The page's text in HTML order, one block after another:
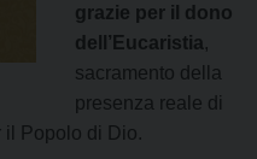
grazie per il dono
dell’Eucaristia,
sacramento della
presenza reale di
il Popolo di Dio.